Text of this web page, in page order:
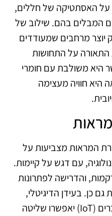
האסתטיקה של חללים,
המבלים בהם. שילוב של
יוצר מרחבים שמעודדים
התאורה על התחושות
היא משולבת עם חומרי
היא חוויה מעצימה
המראות מצביעות על
עם דגש על קיימות.
והדרישה לפתרונות
כן. בעידן הדיגיטלי,
טכנולוגיות כמו אינטרנט של דברים (IoT) יאפשרו שליטה